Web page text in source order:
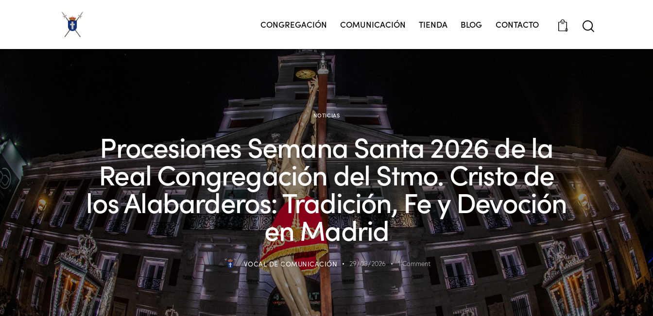
CONGREGACIÓN COMUNICACIÓN TIENDA BLOG CONTACTO 0
NOTICIAS
Procesiones Semana Santa 2026 de la
Real Congregación del Stmo. Cristo de
los Alabarderos: Tradición, Fe y Devoción
en Madrid
VOCAL DE COMUNICACIÓN 29/03/2026 1 Comment